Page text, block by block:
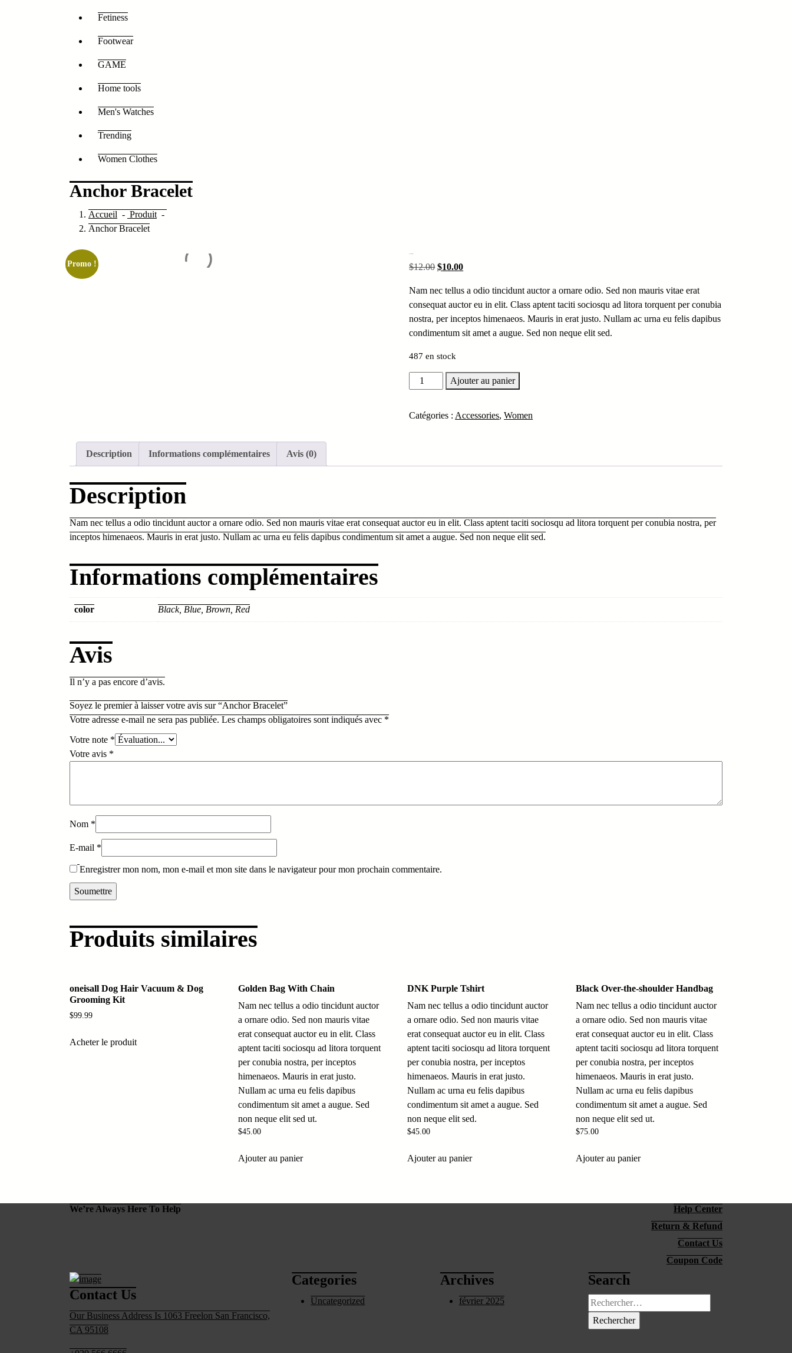
Fetiness
Footwear
GAME
Home tools
Men's Watches
Trending
Women Clothes
Anchor Bracelet
Accueil - Produit -
Anchor Bracelet
Promo ! $12.00 Le
initial
était :
$12.00.
$10.00Le
actuel
est :
$10.00.
Nam nec tellus a odio tincidunt auctor a ornare odio. Sed non mauris vitae erat
consequat auctor eu in elit. Class aptent taciti sociosqu ad litora torquent per conubia
nostra, per inceptos himenaeos. Mauris in erat justo. Nullam ac urna eu felis dapibus
condimentum sit amet a augue. Sed non neque elit sed.
487 en stock
quantité
de
Bracelet
Ajouter au panier
Catégories : Accessories,Women
Description Informations complémentaires Avis (0)
Description
Nam nec tellus a odio tincidunt auctor a ornare odio. Sed non mauris vitae erat consequat auctor eu in elit. Class aptent taciti sociosqu ad litora torquent per conubia nostra, per
inceptos himenaeos. Mauris in erat justo. Nullam ac urna eu felis dapibus condimentum sit amet a augue. Sed non neque elit sed.
Informations complémentaires
color Black, Blue, Brown, Red
Avis
Il n’y a pas encore d’avis.
Soyez le premier à laisser votre avis sur “Anchor Bracelet”
Votre adresse e-mail ne sera pas publiée. Les champs obligatoires sont indiqués avec *
Votre note *
Votre avis *
Nom *
E-mail *
Enregistrer mon nom, mon e-mail et mon site dans le navigateur pour mon prochain commentaire.
Produits similaires
oneisall Dog Hair Vacuum & Dog
Grooming Kit
$99.99
Acheter le produit
Golden Bag With Chain
Nam nec tellus a odio tincidunt auctor
a ornare odio. Sed non mauris vitae
erat consequat auctor eu in elit. Class
aptent taciti sociosqu ad litora torquent
per conubia nostra, per inceptos
himenaeos. Mauris in erat justo.
Nullam ac urna eu felis dapibus
condimentum sit amet a augue. Sed
non neque elit sed ut.
$45.00
Ajouter au panier
DNK Purple Tshirt
Nam nec tellus a odio tincidunt auctor
a ornare odio. Sed non mauris vitae
erat consequat auctor eu in elit. Class
aptent taciti sociosqu ad litora torquent
per conubia nostra, per inceptos
himenaeos. Mauris in erat justo.
Nullam ac urna eu felis dapibus
condimentum sit amet a augue. Sed
non neque elit sed.
$45.00
Ajouter au panier
Black Over-the-shoulder Handbag
Nam nec tellus a odio tincidunt auctor
a ornare odio. Sed non mauris vitae
erat consequat auctor eu in elit. Class
aptent taciti sociosqu ad litora torquent
per conubia nostra, per inceptos
himenaeos. Mauris in erat justo.
Nullam ac urna eu felis dapibus
condimentum sit amet a augue. Sed
non neque elit sed ut.
$75.00
Ajouter au panier
We’re Always Here To Help
Help Center
Return & Refund
Contact Us
Coupon Code
Contact Us
Our Business Address Is 1063 Freelon San Francisco,
CA 95108
Categories
Uncategorized
Archives
février 2025
Search
Rechercher :